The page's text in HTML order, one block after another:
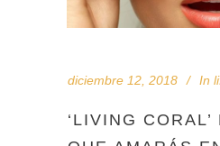
diciembre 12, 2018 In
‘LIVING CORAL’